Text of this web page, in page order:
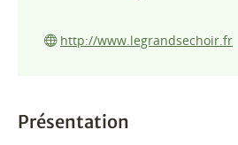
http://www.legrandsechoir.fr
Présentation